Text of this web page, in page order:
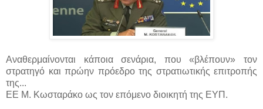
Αναθερμαίνονται κάποια σενάρια, που «βλέπουν» τον
στρατηγό και πρώην πρόεδρο της στρατιωτικής επιτροπής
της...
ΕΕ Μ. Κωσταράκο ως τον επόμενο διοικητή της ΕΥΠ.